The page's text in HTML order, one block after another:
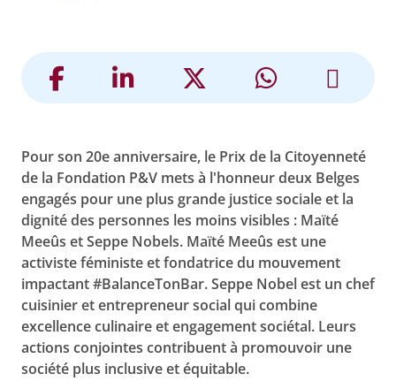
Pour son 20e anniversaire, le Prix de la Citoyenneté
de la Fondation P&V mets à l'honneur deux Belges
engagés pour une plus grande justice sociale et la
dignité des personnes les moins visibles : Maïté
Meeûs et Seppe Nobels. Maïté Meeûs est une
activiste féministe et fondatrice du mouvement
impactant #BalanceTonBar. Seppe Nobel est un chef
cuisinier et entrepreneur social qui combine
excellence culinaire et engagement sociétal. Leurs
actions conjointes contribuent à promouvoir une
société plus inclusive et équitable.